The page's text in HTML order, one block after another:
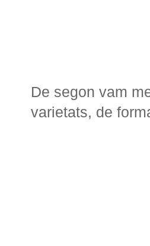
De segon vam
varietats, de